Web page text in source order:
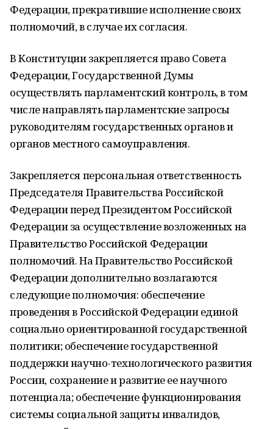
Федерации, прекратившие исполнение своих
полномочий, в случае их согласия.
В Конституции закрепляется право Совета
Федерации, Государственной Думы
осуществлять парламентский контроль, в том
числе направлять парламентские запросы
руководителям государственных органов и
органов местного самоуправления.
Закрепляется персональная ответственность
Председателя Правительства Российской
Федерации перед Президентом Российской
Федерации за осуществление возложенных на
Правительство Российской Федерации
полномочий. На Правительство Российской
Федерации дополнительно возлагаются
следующие полномочия: обеспечение
проведения в Российской Федерации единой
социально ориентированной государственной
политики; обеспечение государственной
поддержки научно-технологического развития
России, сохранение и развитие ее научного
потенциала; обеспечение функционирования
системы социальной защиты инвалидов,